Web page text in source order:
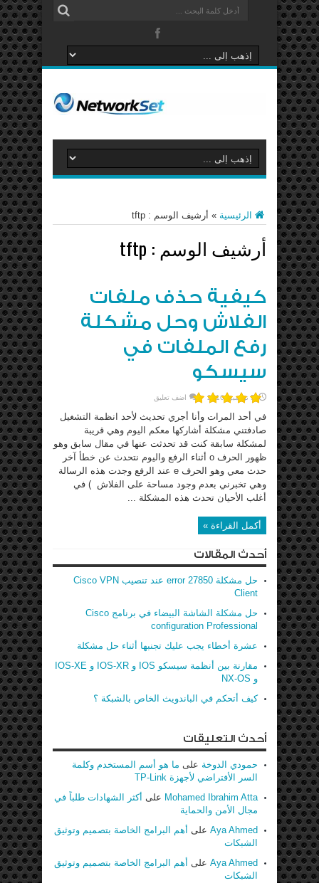
الرئيسية » أرشيف الوسم : tftp
أرشيف الوسم : tftp
كيفية حذف ملفات
الفلاش وحل مشكلة
رفع الملفات في
سيسكو
5 نوفمبر، 2016 اضف تعليق
في أحد المرات وأنا أجري تحديث لأحد انظمة التشغيل
صادفتني مشكلة أشاركها معكم اليوم وهي قريبة
لمشكلة سابقة كنت قد تحدثت عنها في مقال سابق وهو
ظهور الحرف o أثناء الرفع واليوم نتحدث عن خطأ آخر
حدث معي وهو الحرف e عند الرفع وجدت هذه الرسالة
وهي تخبرني بعدم وجود مساحة على الفلاش ) في
أغلب الأحيان تحدث هذه المشكلة ...
أكمل القراءة »
أحدث المقالات
حل مشكلة error 27850 عند تنصيب Cisco VPN
Client
حل مشكلة الشاشة البيضاء في برنامج Cisco
configuration Professional
عشرة أخطاء يجب عليك تجنبها أثناء حل مشكلة
مقارنة بين أنظمة سيسكو IOS و IOS-XR و IOS-XE
و NX-OS
كيف أتحكم في الباندويث الخاص بالشبكة ؟
أحدث التعليقات
حمودي الدوخة على ما هو أسم المستخدم وكلمة
السر الأفتراضي لأجهزة TP-Link
Mohamed Ibrahim Atta على أكثر الشهادات طلباً في
مجال الأمن والحماية
Aya Ahmed على أهم البرامج الخاصة بتصميم وتوثيق
الشبكات
Aya Ahmed على أهم البرامج الخاصة بتصميم وتوثيق
الشبكات